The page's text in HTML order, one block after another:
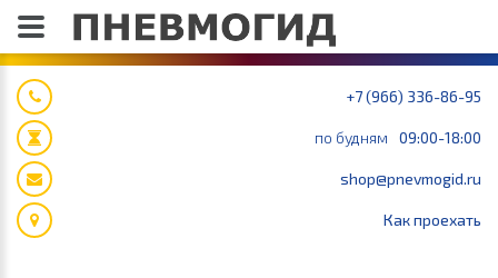
+7 (966) 336-86-95
по будням 09:00-18:00
shop@pnevmogid.ru
Как проехать